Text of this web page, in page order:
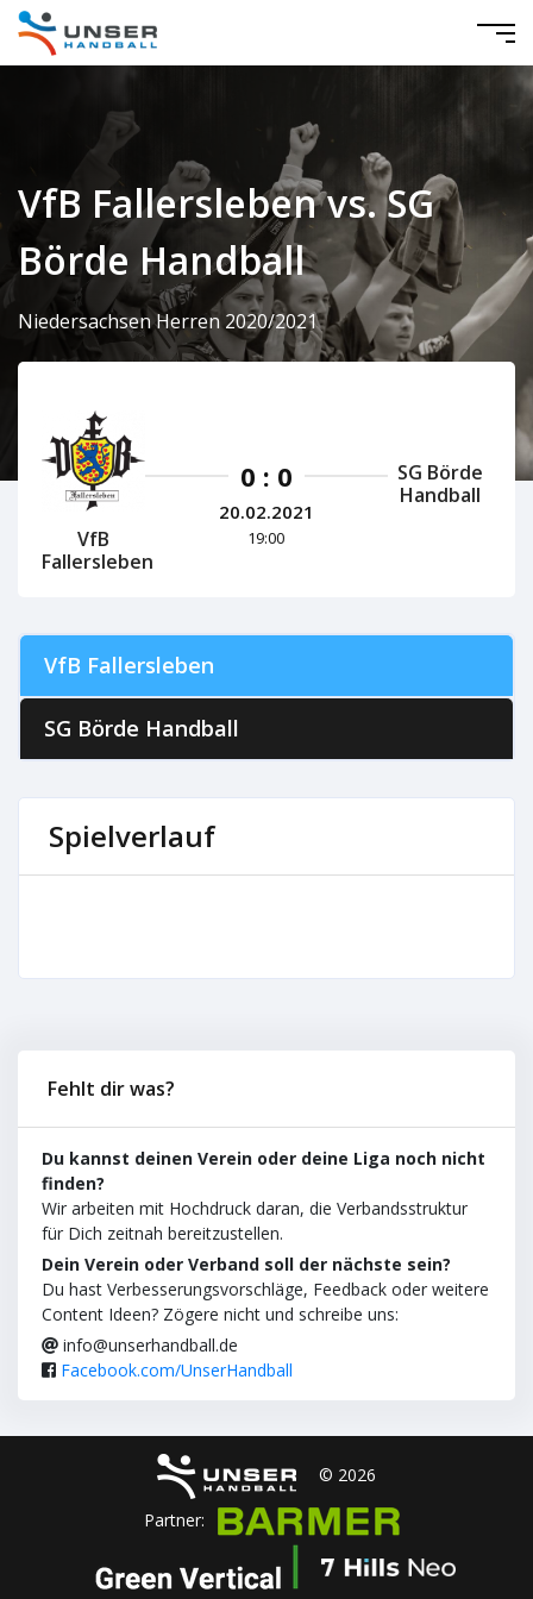
VfB Fallersleben vs. SG
Börde Handball
Niedersachsen Herren 2020/2021
VfB
Fallersleben
0 : 0
20.02.2021
19:00
SG Börde
Handball
VfB Fallersleben
SG Börde Handball
Spielverlauf
Fehlt dir was?
Du kannst deinen Verein oder deine Liga noch nicht
finden?
Wir arbeiten mit Hochdruck daran, die Verbandsstruktur
für Dich zeitnah bereitzustellen.
Dein Verein oder Verband soll der nächste sein?
Du hast Verbesserungsvorschläge, Feedback oder weitere
Content Ideen? Zögere nicht und schreibe uns:
info@unserhandball.de
Facebook.com/UnserHandball
© 2026
Partner: